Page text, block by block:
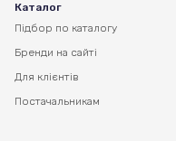
Каталог
Підбор по каталогу
Бренди на сайті
Для клієнтів
Постачальникам